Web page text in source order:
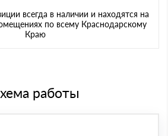
всегда в наличии и находятся на
по всему Краснодарскому
Краю
работы